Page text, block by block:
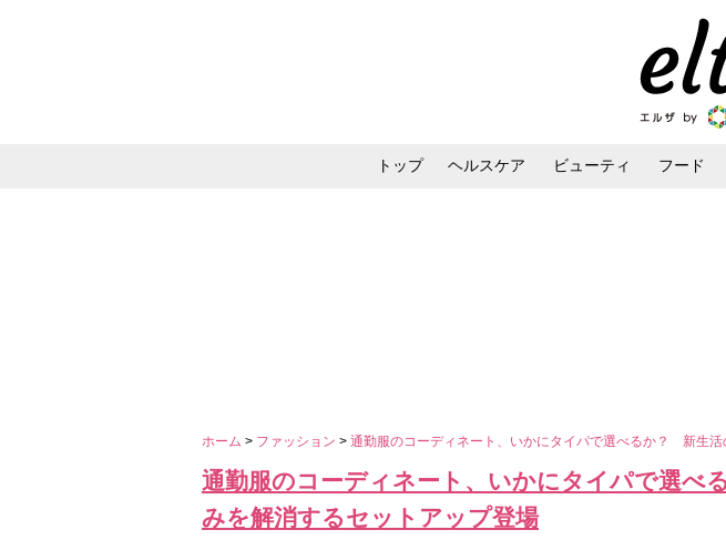
トップ ヘルスケア ビューティ フード
ホーム > ファッション > 通勤服のコーディネート、いかにタイパで選べるか？ 新生
通勤服のコーディネート、いかにタイパで選べ
みを解消するセットアップ登場